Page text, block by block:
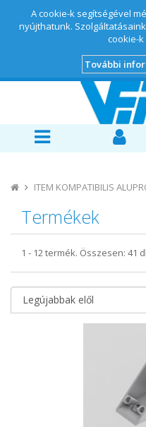
A cookie-k segítségével
nyújthatunk.
cookie-
További
ITEM KOMPATIBILIS
Termékek
1 - 12termék. Összesen: 41